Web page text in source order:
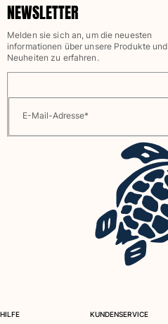
NEWSLETTER
Melden sie sich an, um die neuesten
informationen über unsere Produkte und
Neuheiten zu erfahren.
E-Mail-Adresse*
HILFE KUNDENSERVICE